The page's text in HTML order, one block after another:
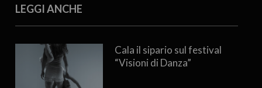
LEGGI ANCHE
Cala il sipario sul festival
“Visioni di Danza”